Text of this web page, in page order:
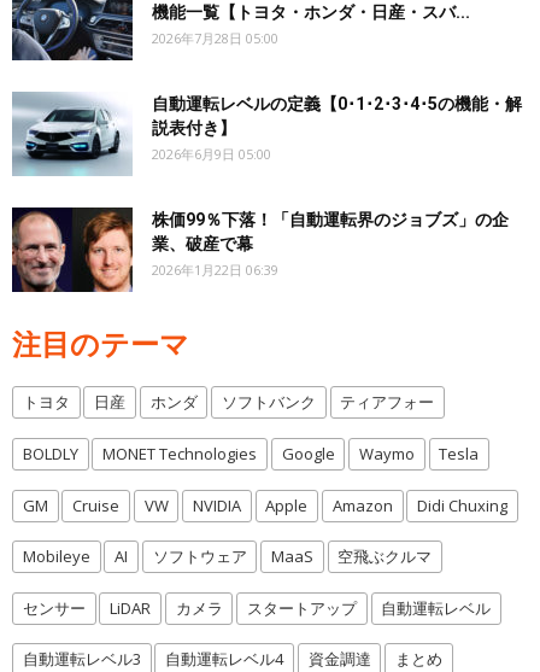
機能一覧【トヨタ・ホンダ・日産・スバ...
2026年7月28日 05:00
自動運転レベルの定義【0･1･2･3･4･5の機能・解
説表付き】
2026年6月9日 05:00
株価99％下落！「自動運転界のジョブズ」の企
業、破産で幕
2026年1月22日 06:39
注目のテーマ
トヨタ 日産 ホンダ ソフトバンク ティアフォー
BOLDLY MONET Technologies Google Waymo Tesla
GM Cruise VW NVIDIA Apple Amazon Didi Chuxing
Mobileye AI ソフトウェア MaaS 空飛ぶクルマ
センサー LiDAR カメラ スタートアップ 自動運転レベル
自動運転レベル3 自動運転レベル4 資金調達 まとめ